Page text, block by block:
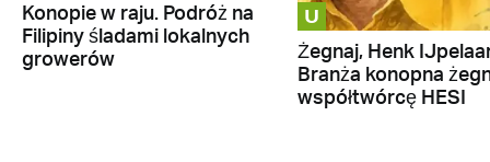
Konopie w raju. Podróż na
Filipiny śladami lokalnych
growerów
U
Żegnaj, Henk
Branża konopna
współtwórcę HESI